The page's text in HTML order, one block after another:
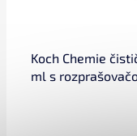
Koch Chemie
ml s